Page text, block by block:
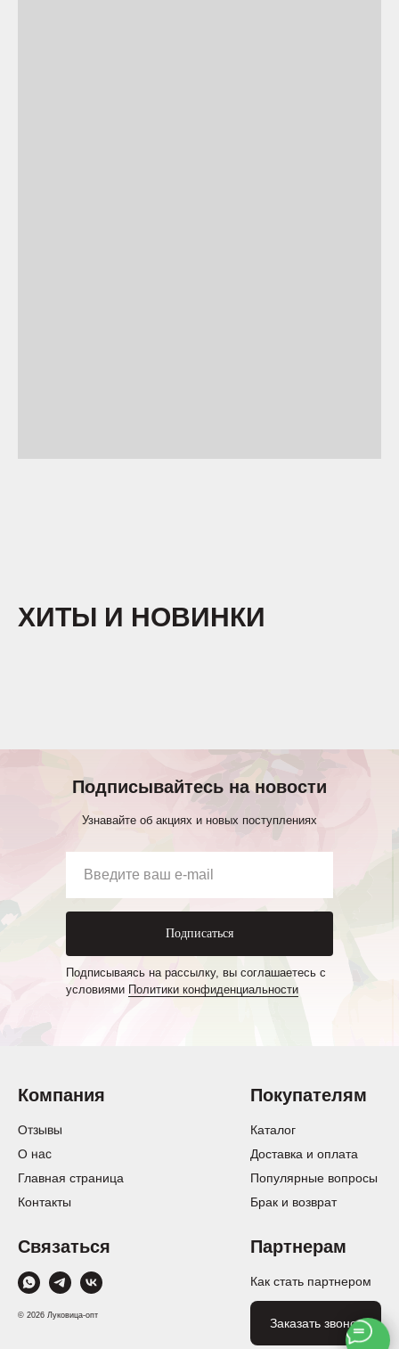
ХИТЫ И НОВИНКИ
Подписывайтесь на новости
Узнавайте об акциях и новых поступлениях
Подписаться
Подписываясь на рассылку, вы соглашаетесь с
условиями Политики конфиденциальности
Компания Покупателям
Партнерам
О нас
Главная страница
Контакты
Каталог
Доставка и оплата
Популярные вопросы
Брак и возврат
Как стать партнером
Заказать звонок
© 2026 Луковица-опт
Отзывы
Связаться